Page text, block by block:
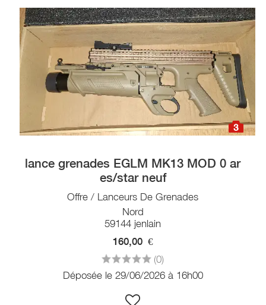
3
lance grenades EGLM MK13 MOD 0 ar
es/star neuf
Offre / Lanceurs De Grenades
Nord
59144 jenlain
160,00 €
(0)
Déposée le 29/06/2026 à 16h00